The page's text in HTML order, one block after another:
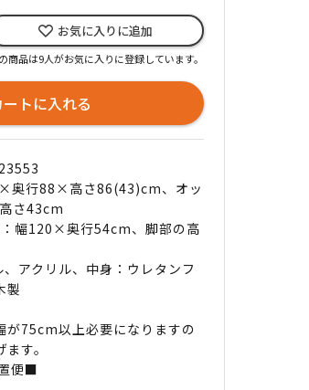
お気に入りに追加
商品は9人がお気に入りに登録しています。
ートに入れる
奥行88×高さ86(43)cm、オッ
さ43cm
幅120×奥行54cm、脚部の高
アクリル、中身：ウレタンフ
製
が75cm以上必要になりますの
す。
便■